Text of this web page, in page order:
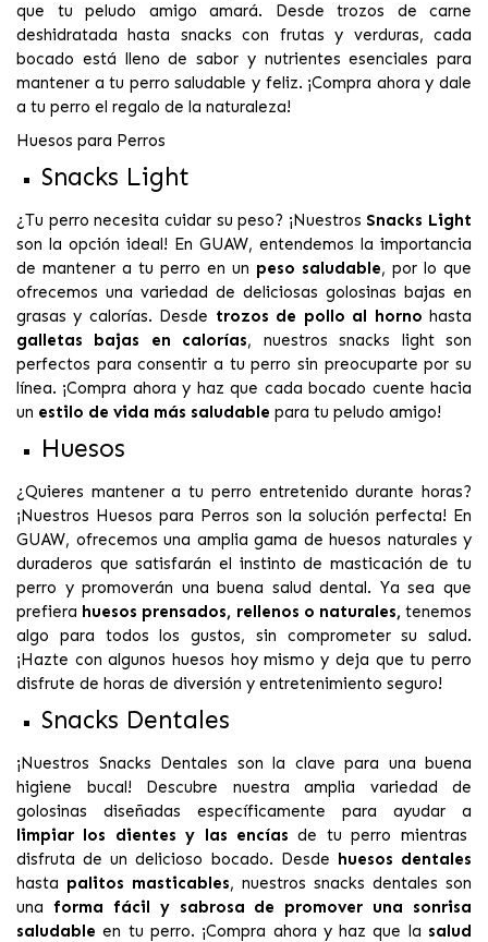
que tu peludo amigo amará. Desde trozos de carne
deshidratada hasta snacks con frutas y verduras, cada
bocado está lleno de sabor y nutrientes esenciales para
mantener a tu perro saludable y feliz. ¡Compra ahora y dale
a tu perro el regalo de la naturaleza!
Huesos para Perros
Snacks Light
¿Tu perro necesita cuidar su peso? ¡Nuestros Snacks Light
son la opción ideal! En GUAW, entendemos la importancia
de mantener a tu perro en un peso saludable, por lo que
ofrecemos una variedad de deliciosas golosinas bajas en
grasas y calorías. Desde trozos de pollo al horno hasta
galletas bajas en calorías, nuestros snacks light son
perfectos para consentir a tu perro sin preocuparte por su
línea. ¡Compra ahora y haz que cada bocado cuente hacia
un estilo de vida más saludable para tu peludo amigo!
Huesos
¿Quieres mantener a tu perro entretenido durante horas?
¡Nuestros Huesos para Perros son la solución perfecta! En
GUAW, ofrecemos una amplia gama de huesos naturales y
duraderos que satisfarán el instinto de masticación de tu
perro y promoverán una buena salud dental. Ya sea que
prefiera huesos prensados, rellenos o naturales, tenemos
algo para todos los gustos, sin comprometer su salud.
¡Hazte con algunos huesos hoy mismo y deja que tu perro
disfrute de horas de diversión y entretenimiento seguro!
Snacks Dentales
¡Nuestros Snacks Dentales son la clave para una buena
higiene bucal! Descubre nuestra amplia variedad de
golosinas diseñadas específicamente para ayudar a
limpiar los dientes y las encías de tu perro mientras
disfruta de un delicioso bocado. Desde huesos dentales
hasta palitos masticables, nuestros snacks dentales son
una forma fácil y sabrosa de promover una sonrisa
saludable en tu perro. ¡Compra ahora y haz que la salud